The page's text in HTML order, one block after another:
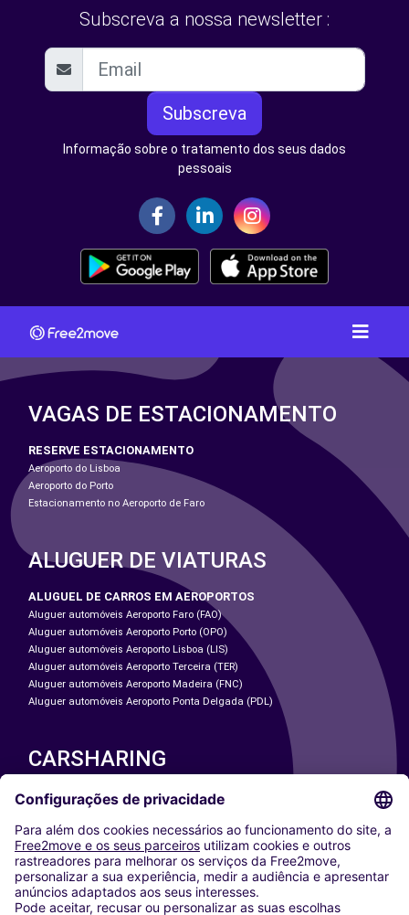
Subscreva a nossa newsletter :
Subscreva
Informação sobre o tratamento dos seus dados
pessoais
VAGAS DE ESTACIONAMENTO
RESERVE ESTACIONAMENTO
Aeroporto do Lisboa
Aeroporto do Porto
Estacionamento no Aeroporto de Faro
ALUGUER DE VIATURAS
ALUGUEL DE CARROS EM AEROPORTOS
Aluguer automóveis Aeroporto Faro (FAO)
Aluguer automóveis Aeroporto Porto (OPO)
Aluguer automóveis Aeroporto Lisboa (LIS)
Aluguer automóveis Aeroporto Terceira (TER)
Aluguer automóveis Aeroporto Madeira (FNC)
Aluguer automóveis Aeroporto Ponta Delgada (PDL)
CARSHARING
NOSSAS CIDADES
Washington DC
Milan
Rome
Turin
Vienna